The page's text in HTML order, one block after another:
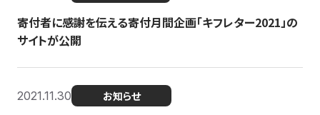
寄付者に感謝を伝える寄付月間企画「キフレター2021」の
サイトが公開
2021.11.30 お知らせ